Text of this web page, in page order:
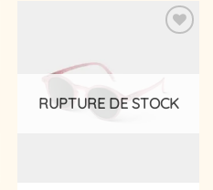
RUPTURE DE STOCK